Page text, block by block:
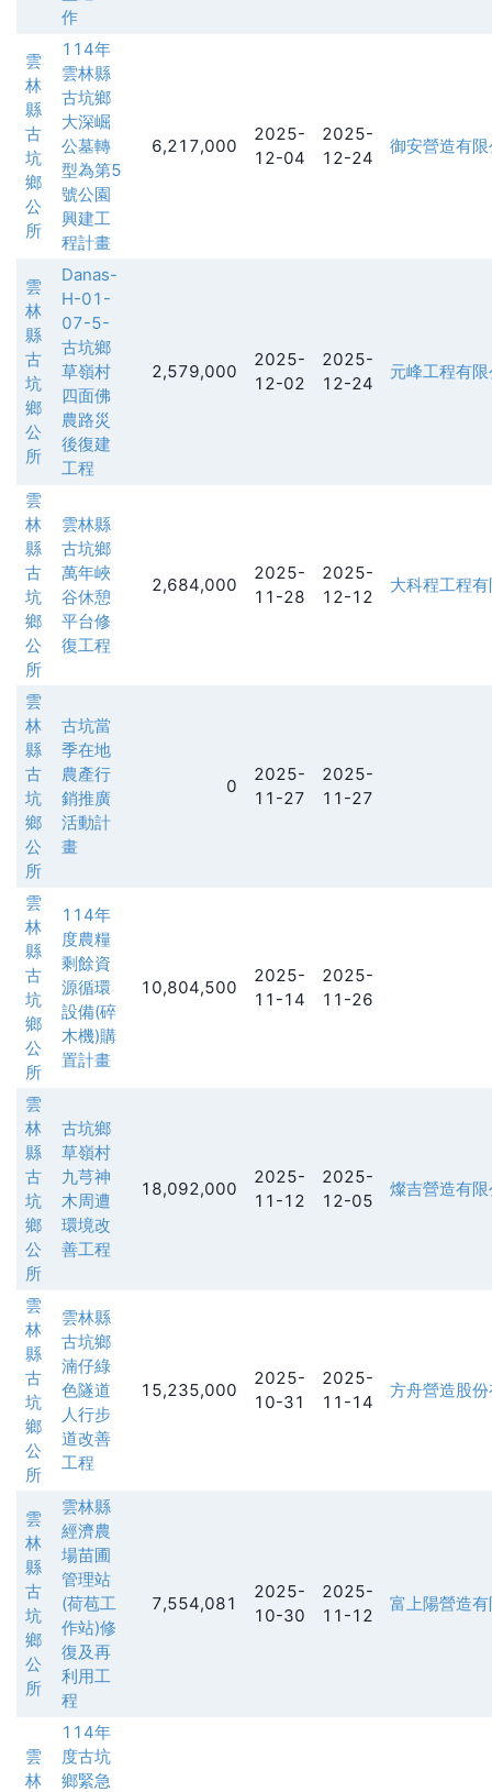
作
雲
林
縣
古
坑
鄉
公
所
114年
雲林縣
古坑鄉
大深崛
公墓轉
型為第5
號公園
興建工
程計畫
6,217,000
2025-
12-04
2025-
12-24
御安營造有
雲
林
縣
古
坑
鄉
公
所
Danas-
H-01-
07-5-
古坑鄉
草嶺村
四面佛
農路災
後復建
工程
2,579,000
2025-
12-02
2025-
12-24
元峰工程有
雲
林
縣
古
坑
鄉
公
所
雲林縣
古坑鄉
萬年峽
谷休憩
平台修
復工程
2,684,000
2025-
11-28
2025-
12-12
大科程工程
雲
林
縣
古
坑
鄉
公
所
古坑當
季在地
農產行
銷推廣
活動計
畫
0
2025-
11-27
2025-
11-27
雲
林
縣
古
坑
鄉
公
所
114年
度農糧
剩餘資
源循環
設備(碎
木機)購
置計畫
10,804,500
2025-
11-14
2025-
11-26
雲
林
縣
古
坑
鄉
公
所
古坑鄉
草嶺村
九芎神
木周遭
環境改
善工程
18,092,000
2025-
11-12
2025-
12-05
燦吉營造有
雲
林
縣
古
坑
鄉
公
所
雲林縣
古坑鄉
湳仔綠
色隧道
人行步
道改善
工程
15,235,000
2025-
10-31
2025-
11-14
方舟營造股
雲
林
縣
古
坑
鄉
公
所
雲林縣
經濟農
場苗圃
管理站
(荷苞工
作站)修
復及再
利用工
程
7,554,081
2025-
10-30
2025-
11-12
富上陽營造
雲
林
114年
度古坑
鄉緊急